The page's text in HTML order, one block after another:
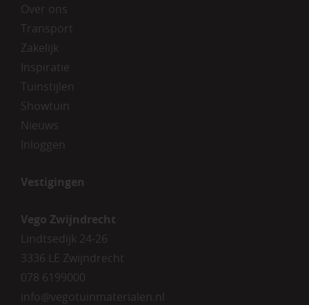
Over ons
Transport
Zakelijk
Inspiratie
Tuinstijlen
Showtuin
Nieuws
Inloggen
Vestigingen
Vego Zwijndrecht
Lindtsedijk 24-26
3336 LE Zwijndrecht
078 6199000
info@vegotuinmaterialen.nl